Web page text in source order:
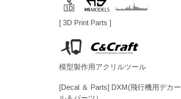
[ 3D Print Parts ]
模型製作用アクリルツール
[Decal ＆ Parts] DXM(飛行機用デカー